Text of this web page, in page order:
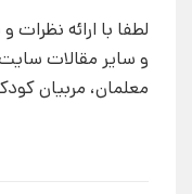
لطفا با ارائه
و سایر مقالات
معلمان، مربیان